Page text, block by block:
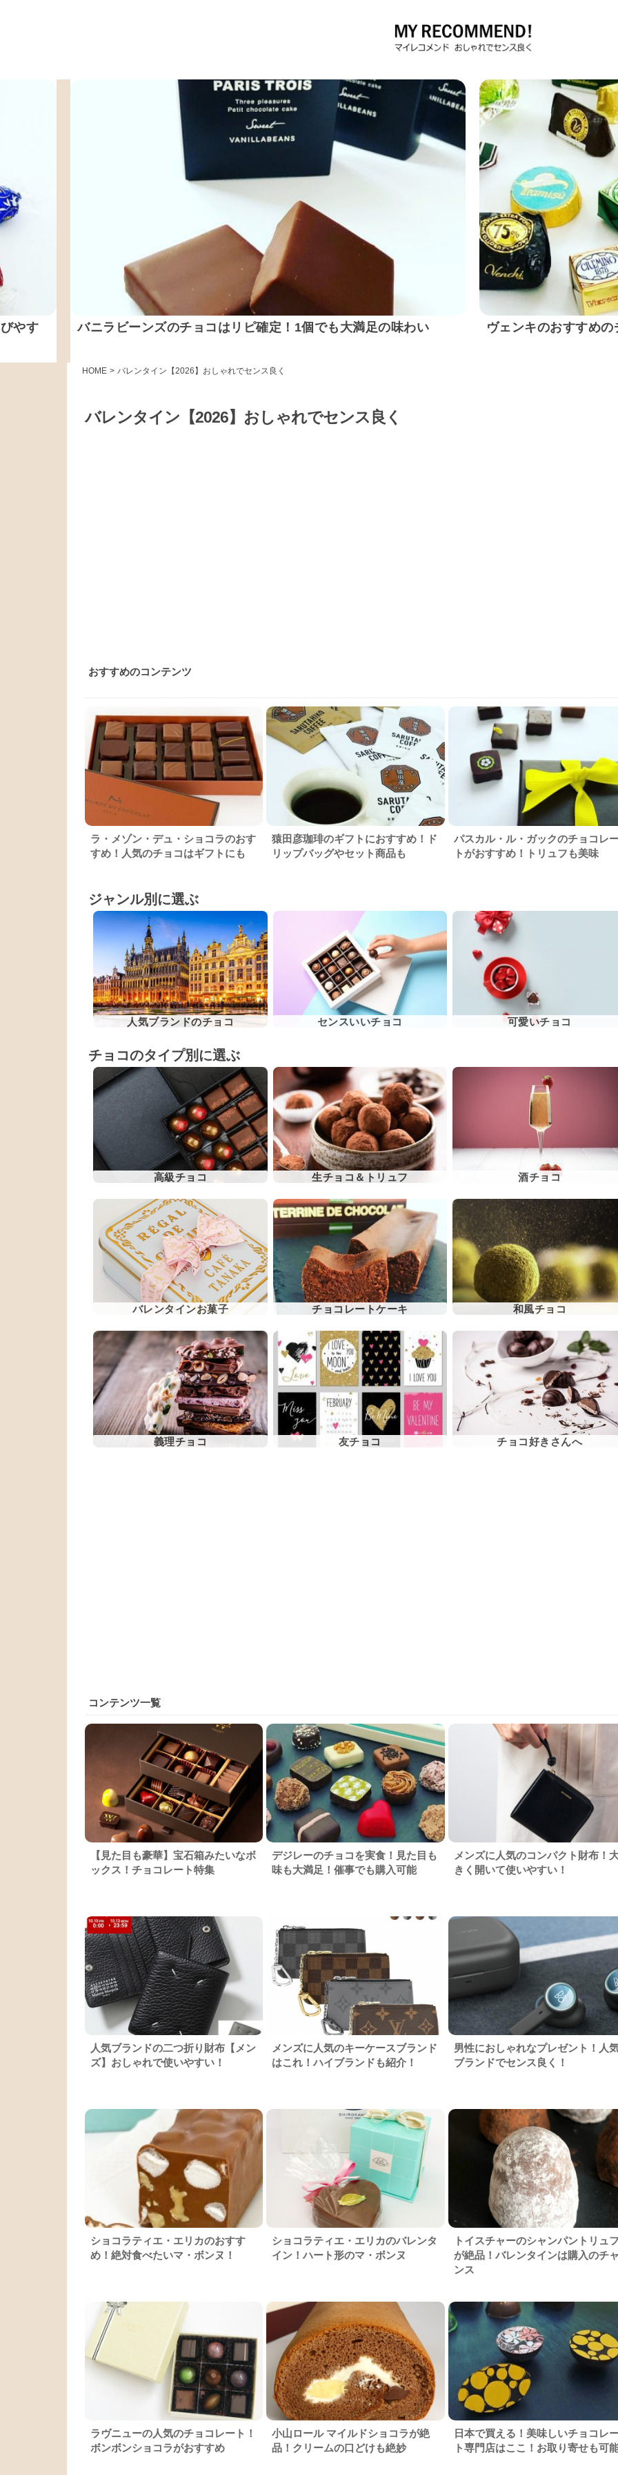
やす バニラビーンズのチョコはリピ確定！1個でも大満足の味わい ヴェンキのおすすめ
HOME > バレンタイン【2026】おしゃれでセンス良く
バレンタイン【2026】おしゃれでセンス良く
おすすめのコンテンツ
ラ・メゾン・デュ・ショコラのおす
すめ！人気のチョコはギフトにも
猿田彦珈琲のギフトにおすすめ！ド
リップバッグやセット商品も
パスカル・ル・ガックのチョコレ
トがおすすめ！トリュフも美味
ジャンル別に選ぶ
人気ブランドのチョコ センスいいチョコ 可愛いチョコ
チョコのタイプ別に選ぶ
高級チョコ 生チョコ＆トリュフ 酒チョコ
バレンタインお菓子 チョコレートケーキ 和風チョコ
義理チョコ 友チョコ チョコ好きさんへ
コンテンツ一覧
【見た目も豪華】宝石箱みたいなボ
ックス！チョコレート特集
デジレーのチョコを実食！見た目も
味も大満足！催事でも購入可能
メンズに人気のコンパクト財布！
きく開いて使いやすい！
人気ブランドの二つ折り財布【メン
ズ】おしゃれで使いやすい！
メンズに人気のキーケースブランド
はこれ！ハイブランドも紹介！
男性におしゃれなプレゼント！人
ブランドでセンス良く！
ショコラティエ・エリカのおすす
め！絶対食べたいマ・ボンヌ！
ショコラティエ・エリカのバレンタ
イン！ハート形のマ・ボンヌ
トイスチャーのシャンパントリュ
が絶品！バレンタインは購入のチ
ンス
ラヴニューの人気のチョコレート！
ボンボンショコラがおすすめ
小山ロール マイルドショコラが絶
品！クリームの口どけも絶妙
日本で買える！美味しいチョコレ
ト専門店はここ！お取り寄せも可